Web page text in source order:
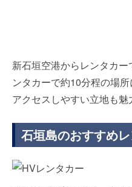
新石垣空港からレンタカ
ンタカーで約10分程の場所
アクセスしやすい立地も魅
石垣島のおすすめレ